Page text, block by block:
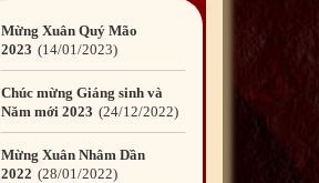
Chúc mừng Giáng sinh và
Năm mới 2023 24
Mừng Xuân Nhâm Dần
2022
28/01/2022
Chúc mừng Giáng sinh và
Năm mới 2022 23